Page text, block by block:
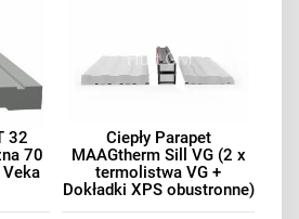
32
70
Ciepły Parapet
MAAGtherm Sill VG (2 x
termolistwa VG +
Dokładki XPS obustronne)
Zestaw 1,2 mb